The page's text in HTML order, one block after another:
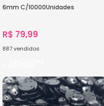
6mm C/10000Unidades
R$ 79,99
887vendidos